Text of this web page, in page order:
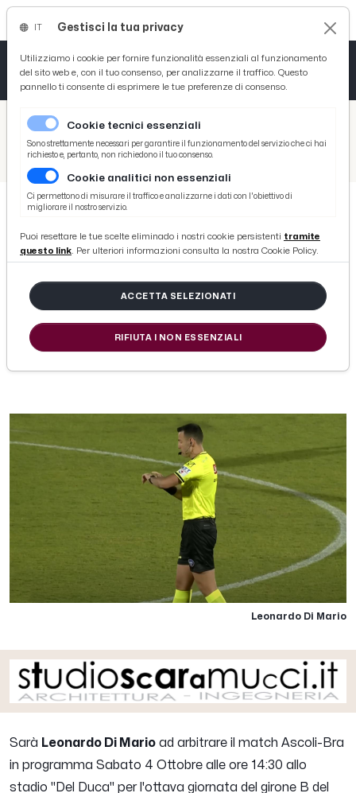
/ Picenotime
/ Ascoli Time
Ascoli-Bra, arbitra Di Mario di Ciampino. Nessun precedente in carriera con i bianconeri
Ascoli-Bra, arbitra Di Mario di
Ciampino. Nessun precedente in
carriera con i bianconeri
di Redazione Picenotime
Leonardo Di Mario
Sarà Leonardo Di Mario ad arbitrare il match Ascoli-Bra
in programma Sabato 4 Ottobre alle ore 14:30 allo
stadio "Del Duca" per l'ottava giornata del girone B del
Gestisci la tua privacy
Utilizziamo i cookie per fornire funzionalità essenziali al funzionamento
del sito web e, con il tuo consenso, per analizzarne il traffico. Questo
pannello ti consente di esprimere le tue preferenze di consenso.
Cookie tecnici essenziali
Sono strettamente necessari per garantire il funzionamento del servizio che ci hai
richiesto e, pertanto, non richiedono il tuo consenso.
Cookie analitici non essenziali
Ci permettono di misurare il traffico e analizzarne i dati con l'obiettivo di
migliorare il nostro servizio.
Puoi resettare le tue scelte eliminado i nostri cookie persistenti tramite
questo link. Per ulteriori informazioni consulta la nostra Cookie Policy.
ACCETTA SELEZIONATI
RIFIUTA I NON ESSENZIALI
Tutto News
Tutto Sport
Basket
Ciclismo
Tutto Curiosità